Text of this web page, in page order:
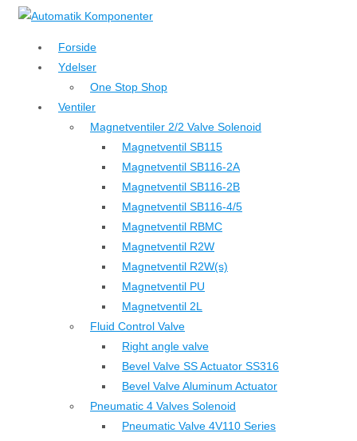
↓
hovedindhold
Forside
Ydelser
One Stop Shop
Ventiler
Magnetventiler 2/2 Valve Solenoid
Magnetventil SB115
Magnetventil SB116-2A
Magnetventil SB116-2B
Magnetventil SB116-4/5
Magnetventil RBMC
Magnetventil R2W
Magnetventil R2W(s)
Magnetventil PU
Magnetventil 2L
Fluid Control Valve
Right angle valve
Bevel Valve SS Actuator SS316
Bevel Valve Aluminum Actuator
Pneumatic 4 Valves Solenoid
Pneumatic Valve 4V110 Series